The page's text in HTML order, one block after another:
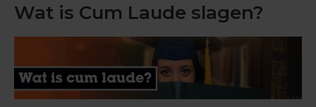
t
p
O
e
Wat is Cum Laude slagen?